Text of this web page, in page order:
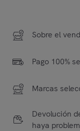
Sobre el
Pago 100%
Marcas
Devolución
haya